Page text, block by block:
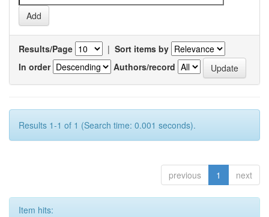
Results/Page | Sort items by
In order
Authors/record
Results 1-1 of 1 (Search time: 0.001 seconds).
previous 1 next
Item hits: